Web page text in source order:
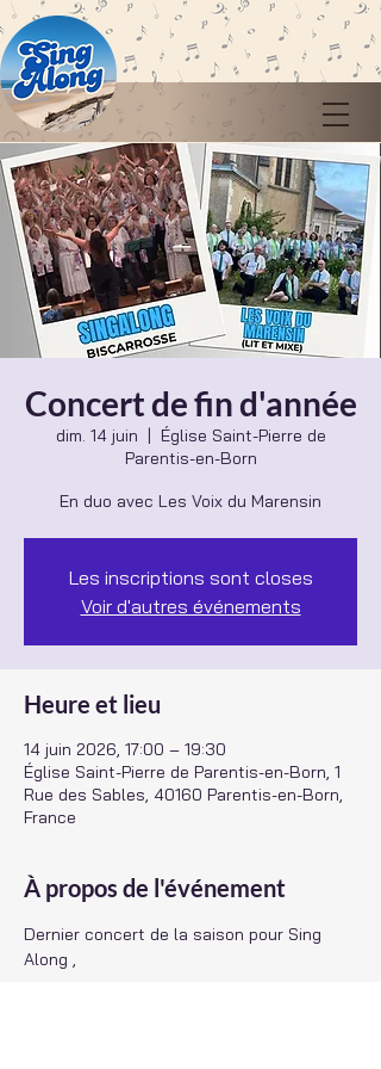
Concert de fin d'année
dim. 14 juin
  |
Église Saint-Pierre de
Parentis-en-Born
En duo avec Les Voix du Marensin
Les inscriptions sont closes
Voir d'autres événements
Heure et lieu
14 juin 2026, 17:00 – 19:30
Église Saint-Pierre de Parentis-en-Born, 1
Rue des Sables, 40160 Parentis-en-Born,
France
À propos de l'événement
Dernier concert de la saison pour Sing
Along ,